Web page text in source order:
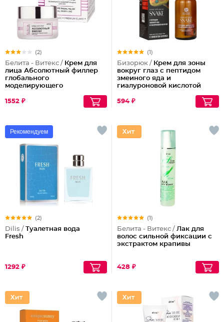
(2)
Белита - Витекс / Крем для
лица Абсолютный филлер
глобального
моделирующего
1552 ₽
(1)
Бизорюк / Крем для зоны
вокруг глаз с пептидом
змеиного яда и
гиалуроновой кислотой
594 ₽
Рекомендуем
(2)
Dilis / Туалетная вода
Fresh
1292 ₽
(1)
Белита - Витекс / Лак для
волос сильной фиксации с
экстрактом крапивы
428 ₽